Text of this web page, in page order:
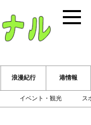
小樽ジ
イベント・観光 ス
浪漫紀行 港情報